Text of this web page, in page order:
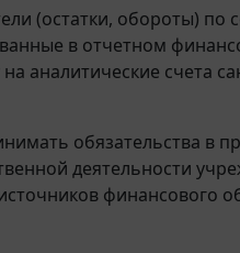
(остатки, обороты) по
в отчетном
аналитические счета
обязательства в
деятельности
финансового